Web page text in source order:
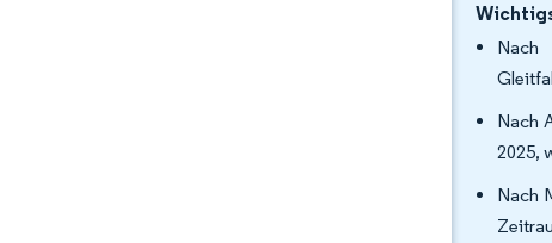
Nach
Nach
2025,
Nach